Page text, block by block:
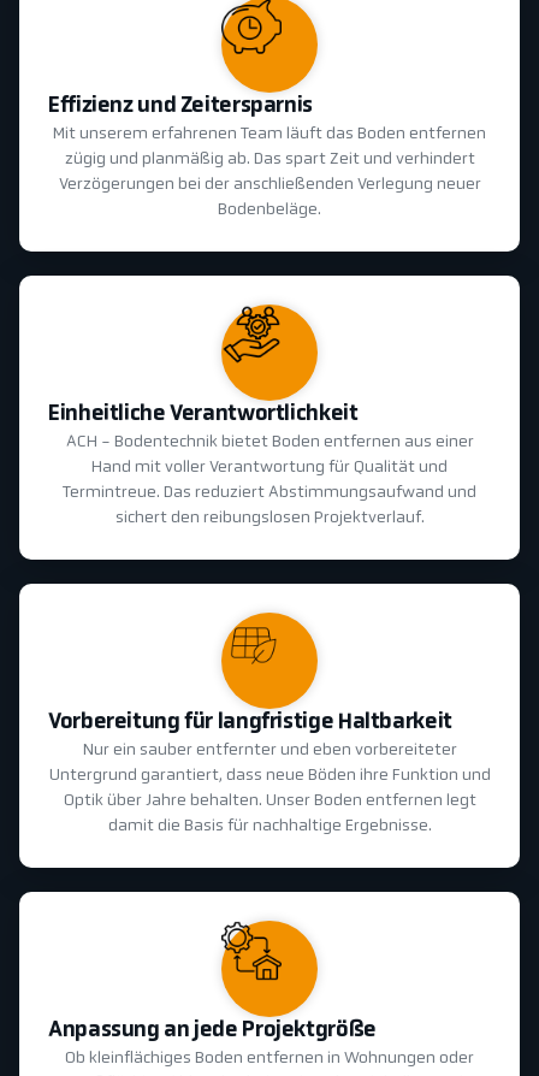
Effizienz und Zeitersparnis
Mit unserem erfahrenen Team läuft das Boden entfernen
zügig und planmäßig ab. Das spart Zeit und verhindert
Verzögerungen bei der anschließenden Verlegung neuer
Bodenbeläge.
Einheitliche Verantwortlichkeit
ACH - Bodentechnik bietet Boden entfernen aus einer
Hand mit voller Verantwortung für Qualität und
Termintreue. Das reduziert Abstimmungsaufwand und
sichert den reibungslosen Projektverlauf.
Vorbereitung für langfristige Haltbarkeit
Nur ein sauber entfernter und eben vorbereiteter
Untergrund garantiert, dass neue Böden ihre Funktion und
Optik über Jahre behalten. Unser Boden entfernen legt
damit die Basis für nachhaltige Ergebnisse.
Anpassung an jede Projektgröße
Ob kleinflächiges Boden entfernen in Wohnungen oder